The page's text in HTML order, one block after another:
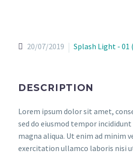
20/07/2019 Splash Light - 01
DESCRIPTION
Lorem ipsum dolor sit amet,
sed do eiusmod tempor
magna aliqua. Ut enim ad minim
exercitation ullamco laboris nisi